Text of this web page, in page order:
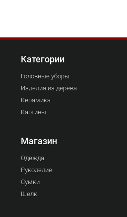
Категории
Головные уборы
Изделия из дерева
Керамика
Картины
Магазин
Одежда
Рукоделие
Сумки
Шелк